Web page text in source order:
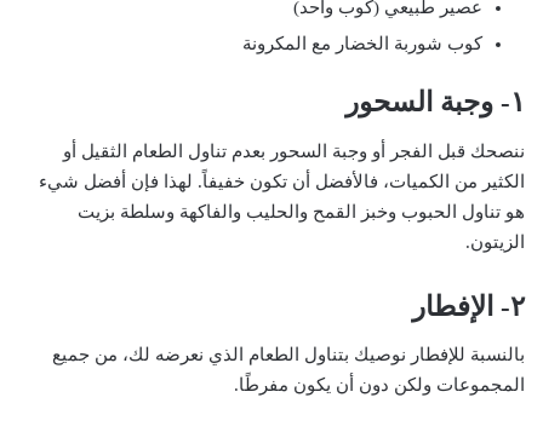
عصير طبيعي (كوب واحد)
كوب شوربة الخضار مع المكرونة
١- وجبة السحور
ننصحك قبل الفجر أو وجبة السحور بعدم تناول الطعام الثقيل أو
الكثير من الكميات، فالأفضل أن تكون خفيفاً. لهذا فإن أفضل شيء
هو تناول الحبوب وخبز ​​القمح والحليب والفاكهة وسلطة بزيت
الزيتون.
٢- الإفطار
بالنسبة للإفطار نوصيك بتناول الطعام الذي نعرضه لك، من جميع
المجموعات ولكن دون أن يكون مفرطًا.